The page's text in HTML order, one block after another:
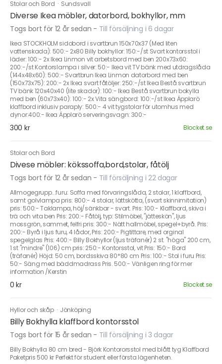
Stolar och Bord · Sundsvall
Diverse Ikea möbler, datorbord, bokhyllor, mm
Togs bort för 12 år sedan - Till försäljning i 6 dagar
Ikea STOCKHOLM sidobord i svartbrun 150x70x37 (Med liten
vattenskada): 500:- 2x80 Billy bokhyllor: 150:-/st Svart kontorsstol i
läder: 100:- 2x Ikea Linmon vit arbetsbord med ben 200x73x60:
200:-/st Kontorslampa i silver: 50:- Ikea vit TV bänk med utdragslåda
(144x48x60): 500:- Svartbrun Ikea Linmon datorbord med ben
(150x73x75): 200:- 2x Ikea svart fåtöljer: 250:-/st Ikea Bestå svartbrun
TV bänk 120x40x40 (lite skador): 100:- Ikea Bestå svartbrun bokylla
med ben (60x73x40): 100:- 2x Vita sängbord: 100:-/st Ikea Äpplarö
klaffbord inklusiv paraply: 500:- 4 vit tygstolar för utomhus med
dynor:400:- Ikea Äpplarö serveringsvagn: 300:-
300 kr Blocket.se
Stolar och Bord
Divese möbler: kökssoffa,bord,stolar, fåtölj
Togs bort för 12 år sedan - Till försäljning i 22 dagar
Allmogegrupp...furu: Soffa med förvaringslåda, 2 stolar, 1 klaffbord,
samt golvlampa pris: 800:- 4 stolar, lättskötta, (svart skinnimitation)
pris: 500:- Taklampa, höj/sänkbar - svart. Pris: 100:- Klaffbord, skiva i
trä och vita ben Pris: 200:- Fåtölj, typ: Stilmöbel, "jätteskön", ljus
mossgrön, sammet, felfri pris: 300:- Nätt hallmöbel, spegel+byrå. Pris:
200:- Byrå i ljus furu, 4 lådor, Pris: 200:- Pigtittare, med orginal
spegelglas Pris: 400:- Billy Bokhyllor (ljus träfanér) 2 st. "höga" 200 cm,
1 st "mindre" (106) cm pris: 250:- Kontorsstol, vit Pris: 150:- Bord
(träfanér) Höjd: 50 cm, bordsskiva 80*80 cm Pris: 100:- Stol i furu Pris:
50:- Säng med bäddmadrass Pris. 500:- Vänligen ring för mer
information /Kerstin
0 kr Blocket.se
Hyllor och skåp · Jönköping
Billy Bokhylla klaffbord kontorsstol
Togs bort för 15 år sedan - Till försäljning i 3 dagar
Billy Bokhylla 80 cm bred - Björk Kontororsstol med blått tyg Klaffbord
Paketpris 500 kr Perfekt för student eller första lägenheten.